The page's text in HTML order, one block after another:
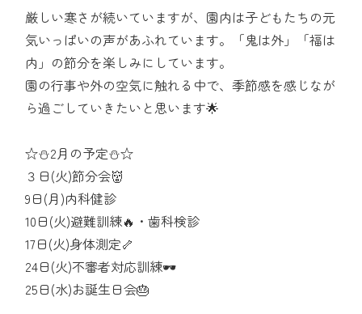
厳しい寒さが続いていますが、園内は子どもたちの元
気いっぱいの声があふれています。「鬼は外」「福は
内」の節分を楽しみにしています。
園の行事や外の空気に触れる中で、季節感を感じなが
ら過ごしていきたいと思います🌟
☆⛄2月の予定⛄☆
３日(火)節分会👹
9日(月)内科健診
10日(火)避難訓練🔥・歯科検診
17日(火)身体測定🦴
24日(火)不審者対応訓練🕶️
25日(水)お誕生日会🎂